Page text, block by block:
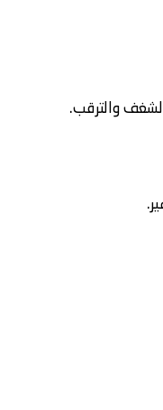
والترقب.